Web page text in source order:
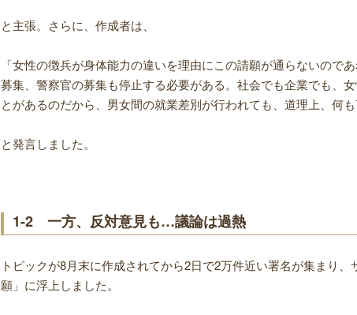
と主張。さらに、作成者は、
「女性の徴兵が身体能力の違いを理由にこの請願が通らないので
募集、警察官の募集も停止する必要がある。社会でも企業でも、
とがあるのだから、男女間の就業差別が行われても、道理上、何も
と発言しました。
1-2 一方、反対意見も…議論は過熱
トピックが8月末に作成されてから2日で2万件近い署名が集まり
願」に浮上しました。